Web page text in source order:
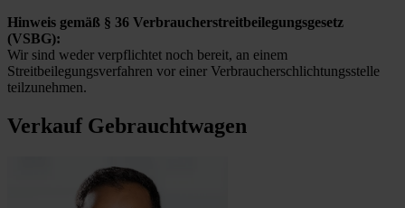
Hinweis gemäß § 36 Verbraucherstreitbeilegungsgesetz
(VSBG):
Wir sind weder verpflichtet noch bereit, an einem
Streitbeilegungsverfahren vor einer Verbraucherschlichtungsstelle
teilzunehmen.
Verkauf Gebrauchtwagen